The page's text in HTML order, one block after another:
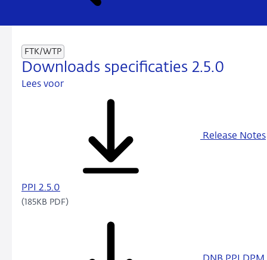
Downloads specificaties 2.5.0
FTK/WTP
Lees voor
Release Notes
PPI 2.5.0
(185KB PDF)